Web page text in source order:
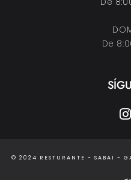
De
© 2024 RESTURANTE - SABAI -